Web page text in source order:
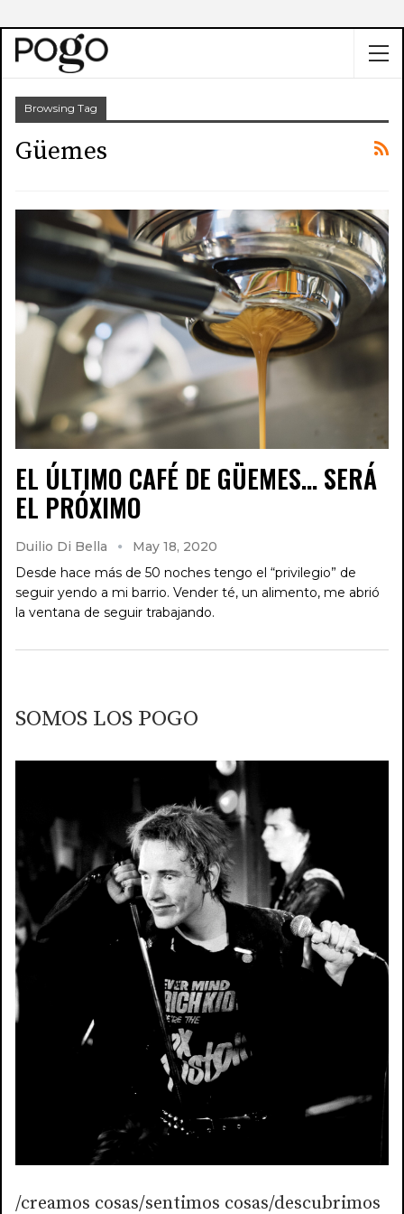
Browsing Tag
Güemes
EL ÚLTIMO CAFÉ DE GÜEMES… SERÁ
EL PRÓXIMO
Duilio Di Bella
May 18, 2020
Desde hace más de 50 noches tengo el “privilegio” de
seguir yendo a mi barrio. Vender té, un alimento, me abrió
la ventana de seguir trabajando.
SOMOS LOS POGO
/creamos cosas/sentimos cosas/descubrimos